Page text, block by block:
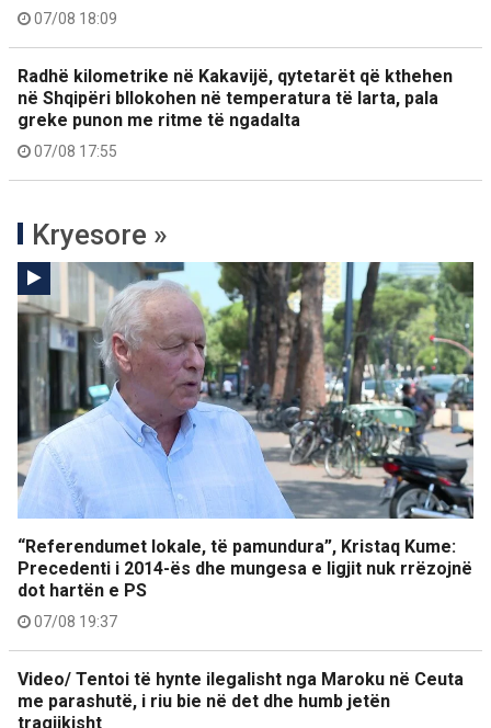
07/08 18:09
Radhë kilometrike në Kakavijë, qytetarët që kthehen
në Shqipëri bllokohen në temperatura të larta, pala
greke punon me ritme të ngadalta
07/08 17:55
Kryesore »
“Referendumet lokale, të pamundura”, Kristaq Kume:
Precedenti i 2014-ës dhe mungesa e ligjit nuk rrëzojnë
dot hartën e PS
07/08 19:37
Video/ Tentoi të hynte ilegalisht nga Maroku në Ceuta
me parashutë, i riu bie në det dhe humb jetën
tragjikisht